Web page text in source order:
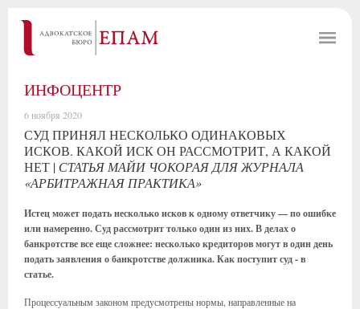
ИНФОЦЕНТР
6 ноября 2020
СУД ПРИНЯЛ НЕСКОЛЬКО ОДИНАКОВЫХ
ИСКОВ. КАКОЙ ИСК ОН РАССМОТРИТ, А КАКОЙ
НЕТ | СТАТЬЯ МАЙИ ЧОКОРАЯ ДЛЯ ЖУРНАЛА
«АРБИТРАЖНАЯ ПРАКТИКА»
Истец может подать несколько исков к одному ответчику — по ошибке
или намеренно. Суд рассмотрит только один из них. В делах о
банкротстве все еще сложнее: несколько кредиторов могут в один день
подать заявления о банкротстве должника. Как поступит суд - в
статье.
Процессуальным законом предусмотрены нормы, направленные на